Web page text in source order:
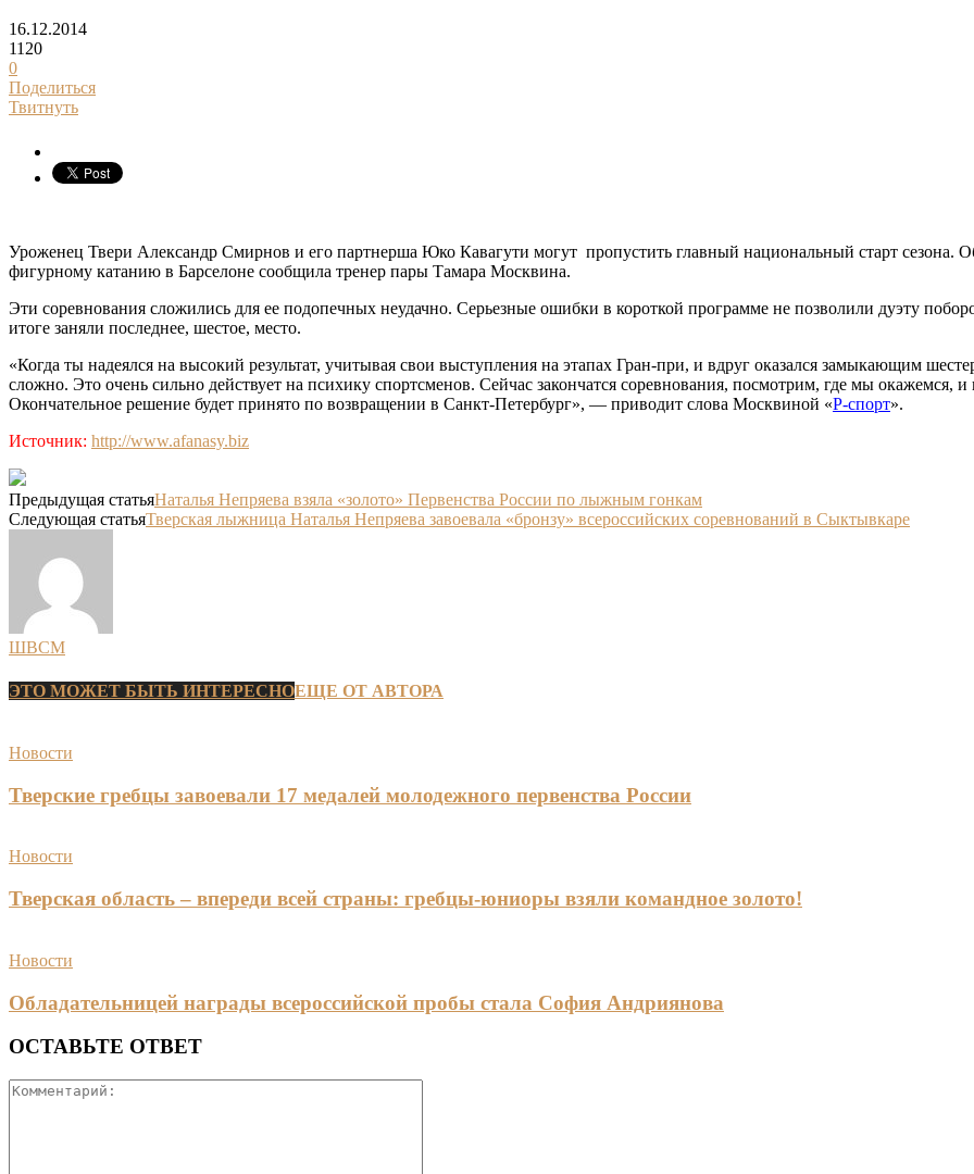
16.12.2014
1120
0
Поделиться
Твитнуть
Уроженец Твери Александр Смирнов и его партнерша Юко Кавагути могут пропустить главный национальный старт сезона.
фигурному катанию в Барселоне сообщила тренер пары Тамара Москвина.
Эти соревнования сложились для ее подопечных неудачно. Серьезные ошибки в короткой программе не позволили дуэту
итоге заняли последнее, шестое, место.
«Когда ты надеялся на высокий результат, учитывая свои выступления на этапах Гран-при, и вдруг оказался замыкающим
сложно. Это очень сильно действует на психику спортсменов. Сейчас закончатся соревнования, посмотрим, где мы окажемся,
Окончательное решение будет принято по возвращении в Санкт-Петербург», — приводит слова Москвиной «Р-спорт».
Источник: http://www.afanasy.biz
Предыдущая статьяНаталья Непряева взяла «золото» Первенства России по лыжным гонкам
Следующая статьяТверская лыжница Наталья Непряева завоевала «бронзу» всероссийских соревнований в Сыктывкаре
ШВСМ
ЭТО МОЖЕТ БЫТЬ ИНТЕРЕСНОЕЩЕ ОТ АВТОРА
Новости
Тверские гребцы завоевали 17 медалей молодежного первенства России
Новости
Тверская область – впереди всей страны: гребцы-юниоры взяли командное золото!
Новости
Обладательницей награды всероссийской пробы стала София Андриянова
ОСТАВЬТЕ ОТВЕТ